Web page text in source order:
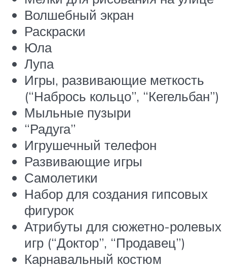
Волшебный экран
Раскраски
Юла
Лупа
Игры, развивающие меткость
(“Набрось кольцо”, “Кегельбан”)
Мыльные пузыри
“Радуга”
Игрушечный телефон
Развивающие игры
Самолетики
Набор для создания гипсовых
фигурок
Атрибуты для сюжетно-ролевых
игр (“Доктор”, “Продавец”)
Карнавальный костюм